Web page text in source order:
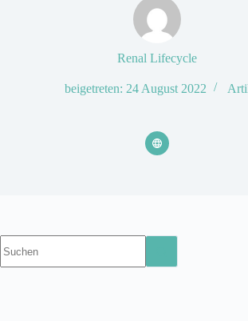
Renal Lifecycle
beigetreten: 24 August 2022